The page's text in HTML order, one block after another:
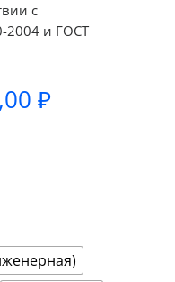
с
2004 и ГОСТ
₽Диапазон